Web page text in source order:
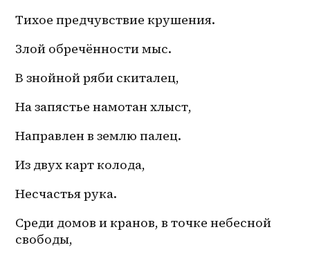
Тихое предчувствие крушения.
Злой обречённости мыс.
В знойной ряби скиталец,
На запястье намотан хлыст,
Направлен в землю палец.
Из двух карт колода,
Несчастья рука.
Среди домов и кранов, в точке небесной
свободы,